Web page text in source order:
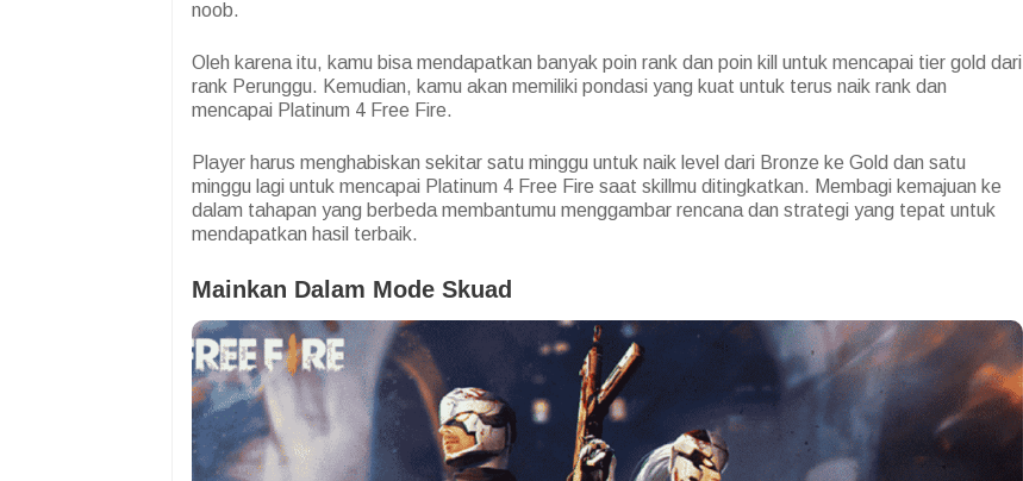
noob.
Oleh karena itu, kamu bisa mendapatkan banyak poin rank dan poin kill untuk mencapai tier gold dari
rank Perunggu. Kemudian, kamu akan memiliki pondasi yang kuat untuk terus naik rank dan
mencapai Platinum 4 Free Fire.
Player harus menghabiskan sekitar satu minggu untuk naik level dari Bronze ke Gold dan satu
minggu lagi untuk mencapai Platinum 4 Free Fire saat skillmu ditingkatkan. Membagi kemajuan ke
dalam tahapan yang berbeda membantumu menggambar rencana dan strategi yang tepat untuk
mendapatkan hasil terbaik.
Mainkan Dalam Mode Skuad